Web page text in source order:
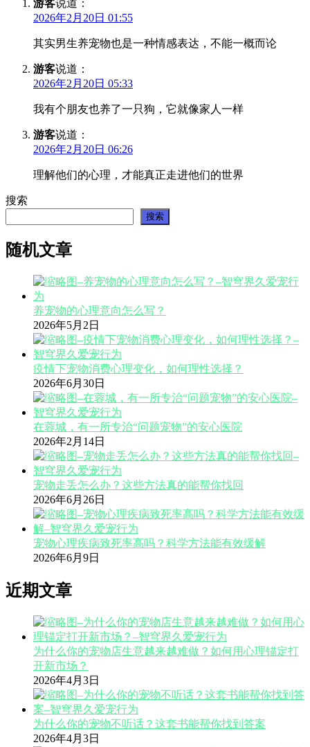
游客说道：
2026年2月20日 01:55
其实男生养宠物也是一种情感表达，不能一概而论
游客说道：
2026年2月20日 05:33
我有个朋友也养了一只狗，它就像家人一样
游客说道：
2026年2月20日 06:26
理解他们的心理，才能真正走进他们的世界
搜索
搜索
随机文章
养宠物的心理意向怎么写？
2026年5月2日
疫情下宠物消费心理变化，如何理性选择？
2026年6月30日
在蓉城，有一所专治“问题宠物”的安心医院
2026年2月14日
宠物走丢怎么办？这些方法真的能帮你找回
2026年6月26日
宠物心理疾病致死率高吗？科学方法能有效缓解
2026年6月9日
近期文章
为什么你的宠物店生意越来越难做？如何用心理锚定打
开新市场？
2026年4月3日
为什么你的宠物不听话？这套书能帮你找到答案
2026年4月3日